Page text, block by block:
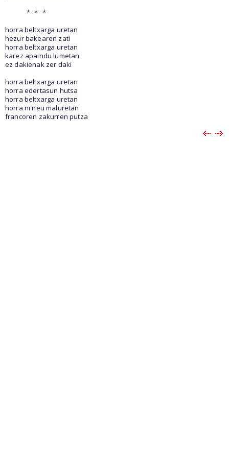
* * *
horra beltxarga uretan
hezur bakearen zati
horra beltxarga uretan
karez apaindu lumetan
ez dakienak zer daki
horra beltxarga uretan
horra edertasun hutsa
horra beltxarga uretan
horra ni neu maluretan
francoren zakurren putza